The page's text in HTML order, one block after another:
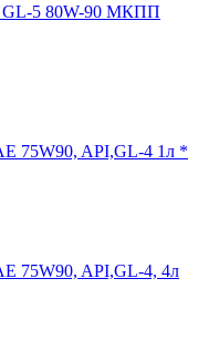
GL-5 80W-90 МКПП
75W90, API,GL-4 1л *
75W90, API,GL-4, 4л